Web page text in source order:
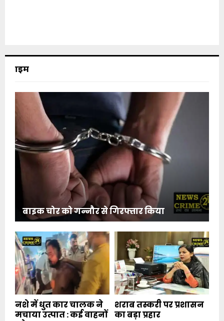
क्राइम
बाइक चोर को गन्नौर से गिरफ्तार किया
नशे में धुत कार चालक ने
मचाया उत्पात : कई वाहनों
शराब तस्करी पर प्रशासन
का बड़ा प्रहार